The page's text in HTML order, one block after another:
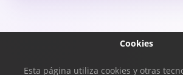
Cookies
Esta página utiliza cookies y otras